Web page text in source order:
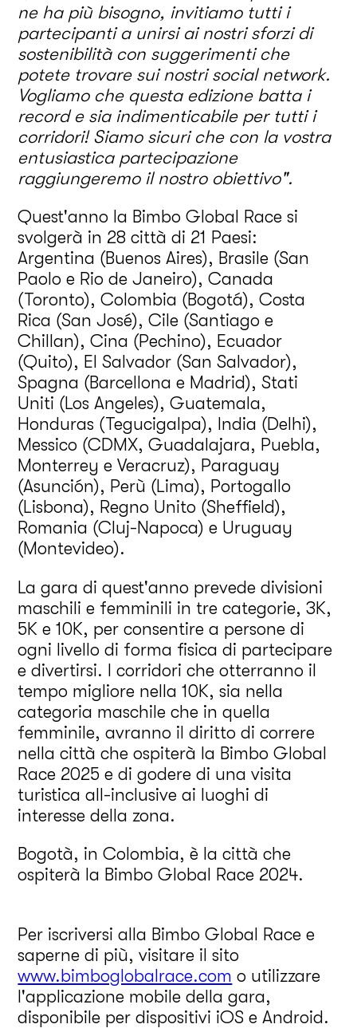
ne ha più bisogno, invitiamo tutti i
partecipanti a unirsi ai nostri sforzi di
sostenibilità con suggerimenti che
potete trovare sui nostri social network.
Vogliamo che questa edizione batta i
record e sia indimenticabile per tutti i
corridori! Siamo sicuri che con la vostra
entusiastica partecipazione
raggiungeremo il nostro obiettivo".
Quest'anno la Bimbo Global Race si
svolgerà in 28 città di 21 Paesi:
Argentina (Buenos Aires), Brasile (San
Paolo e Rio de Janeiro), Canada
(Toronto), Colombia (Bogotá), Costa
Rica (San José), Cile (Santiago e
Chillan), Cina (Pechino), Ecuador
(Quito), El Salvador (San Salvador),
Spagna (Barcellona e Madrid), Stati
Uniti (Los Angeles), Guatemala,
Honduras (Tegucigalpa), India (Delhi),
Messico (CDMX, Guadalajara, Puebla,
Monterrey e Veracruz), Paraguay
(Asunción), Perù (Lima), Portogallo
(Lisbona), Regno Unito (Sheffield),
Romania (Cluj-Napoca) e Uruguay
(Montevideo).
La gara di quest'anno prevede divisioni
maschili e femminili in tre categorie, 3K,
5K e 10K, per consentire a persone di
ogni livello di forma fisica di partecipare
e divertirsi. I corridori che otterranno il
tempo migliore nella 10K, sia nella
categoria maschile che in quella
femminile, avranno il diritto di correre
nella città che ospiterà la Bimbo Global
Race 2025 e di godere di una visita
turistica all-inclusive ai luoghi di
interesse della zona.
Bogotà, in Colombia, è la città che
ospiterà la Bimbo Global Race 2024.
Per iscriversi alla Bimbo Global Race e
saperne di più, visitare il sito
www.bimboglobalrace.com o utilizzare
l'applicazione mobile della gara,
disponibile per dispositivi iOS e Android.